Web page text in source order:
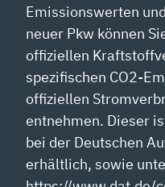
Emissionswerten
neuer Pkw können
offiziellen
spezifischen CO2-
offiziellen
entnehmen. Dieser
bei der Deutschen
erhältlich, sowie